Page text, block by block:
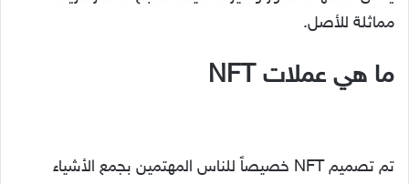
مماثلة للأصل.
ما هي عملات NFT
تم تصميم NFT خصيصاً للناس المهتمين بجمع الأشياء